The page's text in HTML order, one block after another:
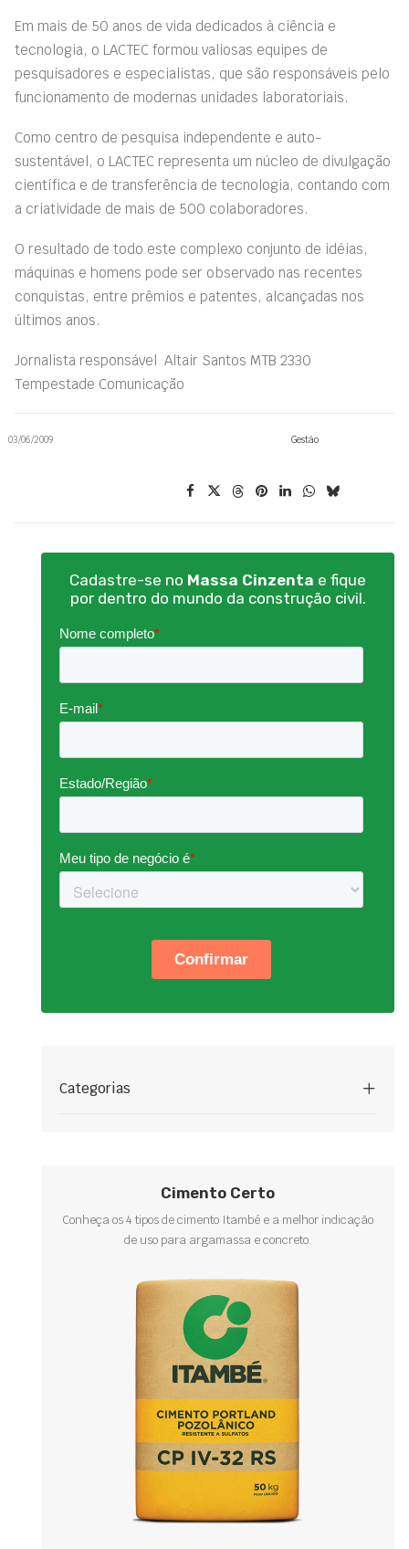
Em mais de 50 anos de vida dedicados à ciência e
tecnologia, o LACTEC formou valiosas equipes de
pesquisadores e especialistas, que são responsáveis pelo
funcionamento de modernas unidades laboratoriais.
Como centro de pesquisa independente e auto-
sustentável, o LACTEC representa um núcleo de divulgação
científica e de transferência de tecnologia, contando com
a criatividade de mais de 500 colaboradores.
O resultado de todo este complexo conjunto de idéias,
máquinas e homens pode ser observado nas recentes
conquistas, entre prêmios e patentes, alcançadas nos
últimos anos.
Jornalista responsável  Altair Santos MTB 2330 
Tempestade Comunicação
03/06/2009 Gestão
Cadastre-se no Massa Cinzenta e fique
por dentro do mundo da construção civil.
Categorias
Cimento Certo
Conheça os 4 tipos de cimento Itambé e a melhor indicação
de uso para argamassa e concreto.